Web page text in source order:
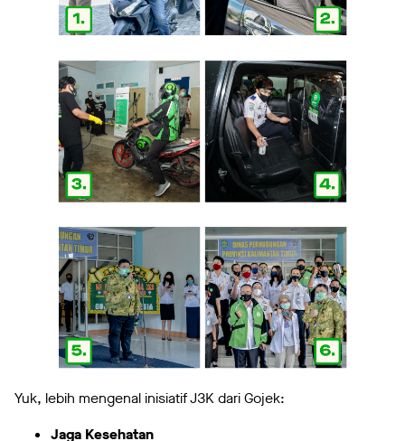
Yuk, lebih mengenal inisiatif J3K dari Gojek:
Jaga Kesehatan